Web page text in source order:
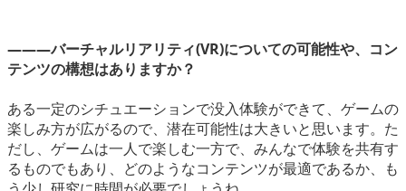
―――バーチャルリアリティ(VR)についての可能性や、コン
テンツの構想はありますか？
ある一定のシチュエーションで没入体験ができて、ゲームの
楽しみ方が広がるので、潜在可能性は大きいと思います。た
だし、ゲームは一人で楽しむ一方で、みんなで体験を共有す
るものでもあり、どのようなコンテンツが最適であるか、も